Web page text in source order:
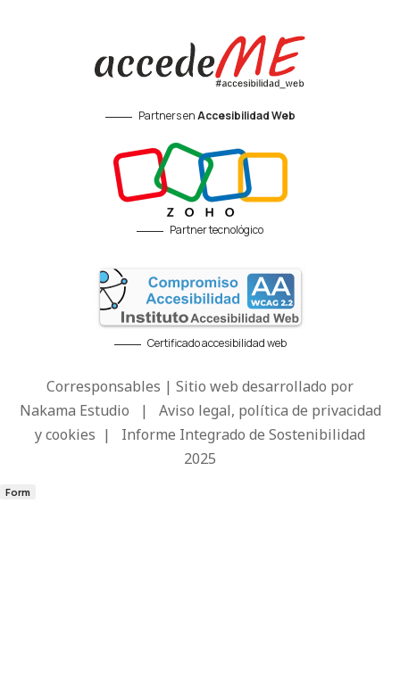
Partners enAccesibilidad Web
Partner tecnológico
Certificado accesibilidad web
Corresponsables | Sitio web desarrollado por
Nakama Estudio | Aviso legal, política de privacidad
y cookies | Informe Integrado de Sostenibilidad
2025
Form